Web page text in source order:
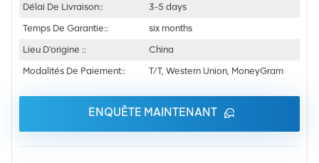
Délai De Livraison::
3-5 days
Temps De Garantie::
six months
Lieu D'origine ::
China
Modalités De Paiement::
T/T, Western Union, MoneyGram
ENQUÊTE MAINTENANT